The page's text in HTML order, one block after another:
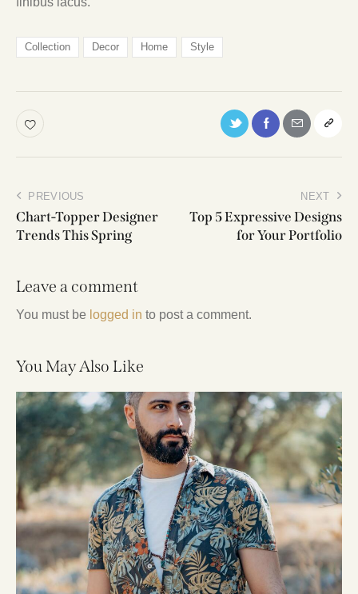
Collection Decor Home Style
PREVIOUS
Chart-Topper Designer
Trends This Spring
NEXT
Top 5 Expressive Designs
for Your Portfolio
Leave a comment
You must be logged in to post a comment.
You May Also Like